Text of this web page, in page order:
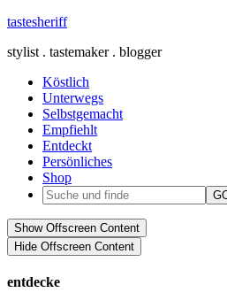
tastesheriff
stylist . tastemaker . blogger
Köstlich
Unterwegs
Selbstgemacht
Empfiehlt
Entdeckt
Persönliches
Shop
Show Offscreen Content
Hide Offscreen Content
entdecke